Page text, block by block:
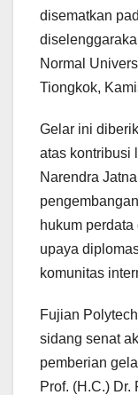
disematkan
Normal
Tiongkok,
Gelar ini
atas kontribusi
Narendra
hukum
upaya
komunitas
Fujian
sidang senat
pemberian
Prof. (H.C.)